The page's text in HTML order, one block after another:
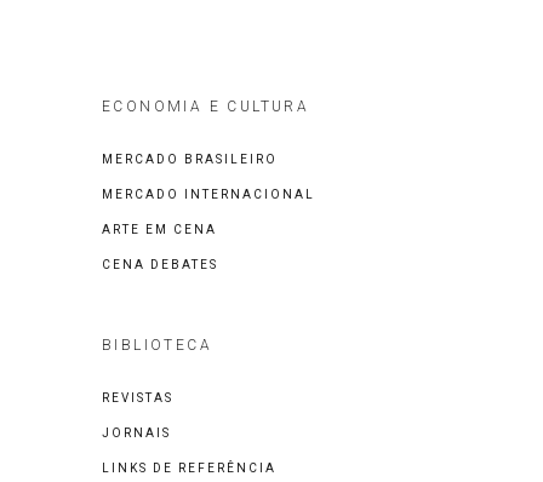
ECONOMIA E CULTURA
MERCADO BRASILEIRO
MERCADO INTERNACIONAL
ARTE EM CENA
CENA DEBATES
BIBLIOTECA
REVISTAS
JORNAIS
LINKS DE REFERÊNCIA